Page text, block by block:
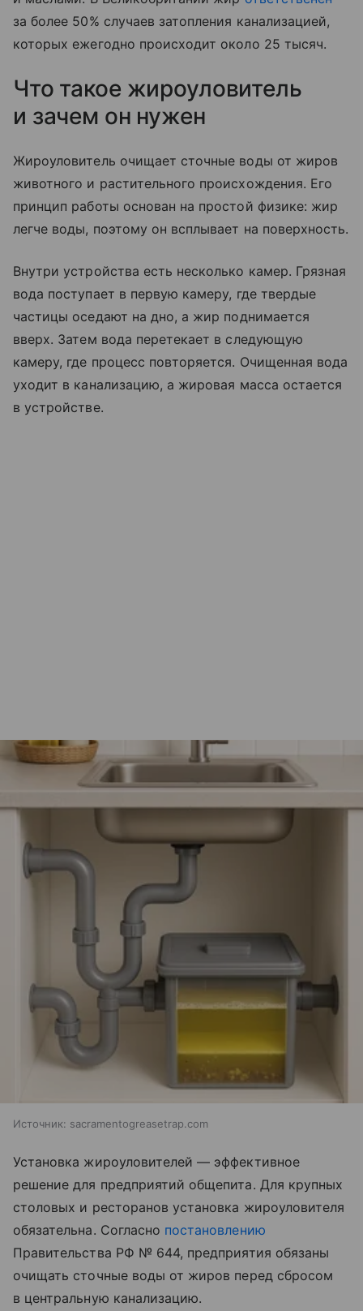
за более 50% случаев затопления канализацией,
которых ежегодно происходит около 25 тысяч.
Что такое жироуловитель
и зачем он нужен
Жироуловитель очищает сточные воды от жиров
животного и растительного происхождения. Его
принцип работы основан на простой физике: жир
легче воды, поэтому он всплывает на поверхность.
Внутри устройства есть несколько камер. Грязная
вода поступает в первую камеру, где твердые
частицы оседают на дно, а жир поднимается
вверх. Затем вода перетекает в следующую
камеру, где процесс повторяется. Очищенная вода
уходит в канализацию, а жировая масса остается
в устройстве.
Источник: sacramentogreasetrap.com
Установка жироуловителей — эффективное
решение для предприятий общепита. Для крупных
столовых и ресторанов установка жироуловителя
обязательна. Согласно постановлению
Правительства РФ № 644, предприятия обязаны
очищать сточные воды от жиров перед сбросом
в центральную канализацию.